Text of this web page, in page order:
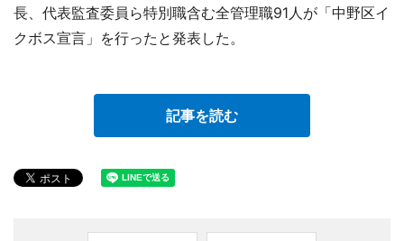
長、代表監査委員ら特別職含む全管理職91人が「中野区イ
クボス宣言」を行ったと発表した。
記事を読む